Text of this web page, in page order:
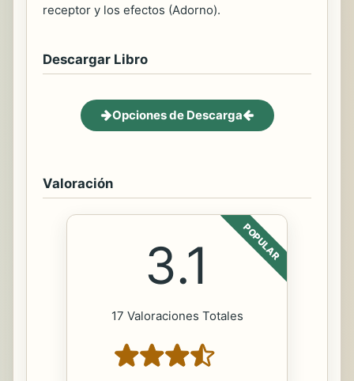
receptor y los efectos (Adorno).
Descargar Libro
Opciones de Descarga
Valoración
POPULAR
3.1
17 Valoraciones Totales